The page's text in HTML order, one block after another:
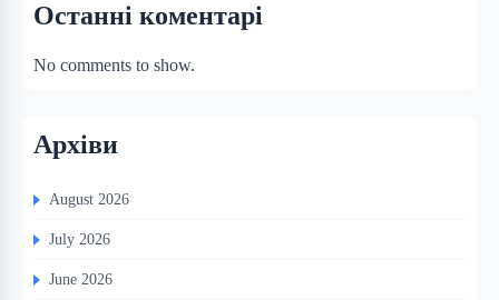
Останні коментарі
No comments to show.
Архіви
August 2026
July 2026
June 2026